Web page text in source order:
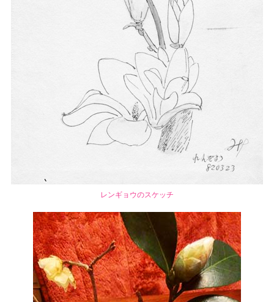
レンギョウのスケッチ